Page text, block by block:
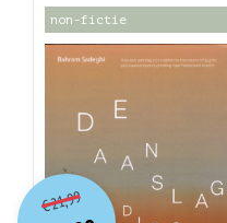
non-fictie
€21,99O
orspr
onkelijke
prijs
Huidige
prijs